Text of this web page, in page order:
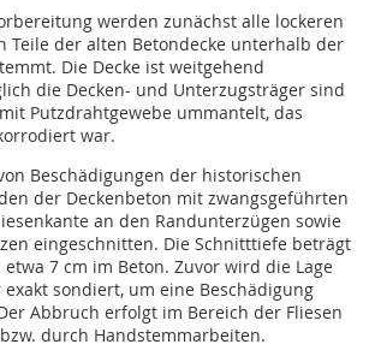
werden zunächst alle lockeren
Teile der alten Betondecke unterhalb der
Die Decke ist weitgehend
die Decken- und Unterzugsträger sind
Putzdrahtgewebe ummantelt, das
war.
Beschädigungen der historischen
der Deckenbeton mit zwangsgeführten
an den Randunterzügen sowie
eingeschnitten. Die Schnitttiefe beträgt
7 cm im Beton. Zuvor wird die Lage
sondiert, um eine Beschädigung
Abbruch erfolgt im Bereich der Fliesen
durch Handstemmarbeiten.